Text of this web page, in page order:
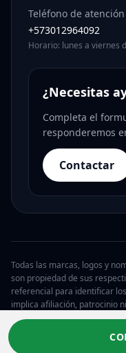
Teléfono de atención
+573012964092
Horario: lunes a viernes
¿Necesitas
Completa el
responderemos
Contactar
Todas las marcas, logos y
son propiedad de sus
referencial para identificar
implica afiliación, patrocinio
© 2026 Yaxa Guatemala.